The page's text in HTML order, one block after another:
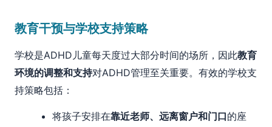
教育干预与学校支持策略
学校是ADHD儿童每天度过大部分时间的场所，因此教育
环境的调整和支持对ADHD管理至关重要。有效的学校支
持策略包括：
将孩子安排在靠近老师、远离窗户和门口的座